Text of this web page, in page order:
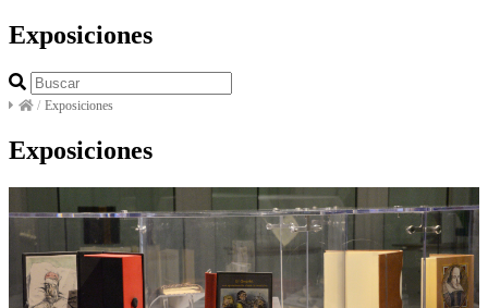
Exposiciones
/ Exposiciones
Exposiciones